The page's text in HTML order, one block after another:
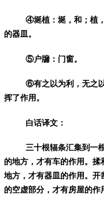
④埏植：埏，和；植
的器皿。
⑤户牖：门窗。
⑥有之以为利，无之
挥了作用。
白话译文：
三十根辐条汇集到一
的地方，才有车的作用。
地方，才有器皿的作用。开
的空虚部分，才有房屋的作